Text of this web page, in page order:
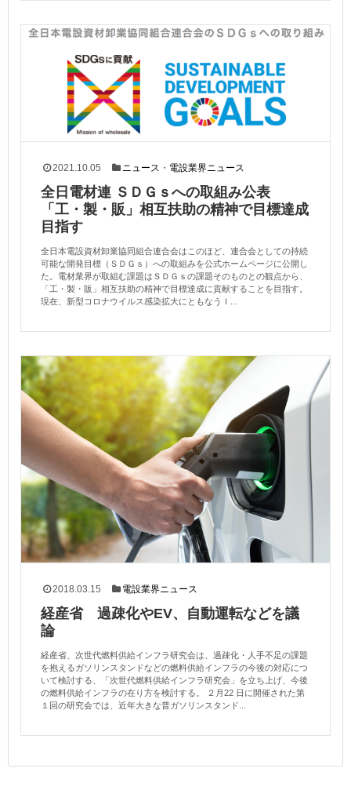
2021.10.05 ニュース ・ 電設業界ニュース
全日電材連 ＳＤＧｓへの取組み公表
「工・製・販」相互扶助の精神で目標達成
目指す
全日本電設資材卸業協同組合連合会はこのほど、連合会としての持続
可能な開発目標（ＳＤＧｓ）への取組みを公式ホームページに公開し
た。電材業界が取組む課題はＳＤＧｓの課題そのものとの観点から、
「工・製・販」相互扶助の精神で目標達成に貢献することを目指す。
現在、新型コロナウイルス感染拡大にともなうＩ...
2018.03.15 電設業界ニュース
経産省 過疎化やEV、自動運転などを議
論
経産省、次世代燃料供給インフラ研究会は、過疎化・人手不足の課題
を抱えるガソリンスタンドなどの燃料供給インフラの今後の対応につ
いて検討する、「次世代燃料供給インフラ研究会」を立ち上げ、今後
の燃料供給インフラの在り方を検討する。 ２月22 日に開催された第
１回の研究会では、近年大きな普ガソリンスタンド...